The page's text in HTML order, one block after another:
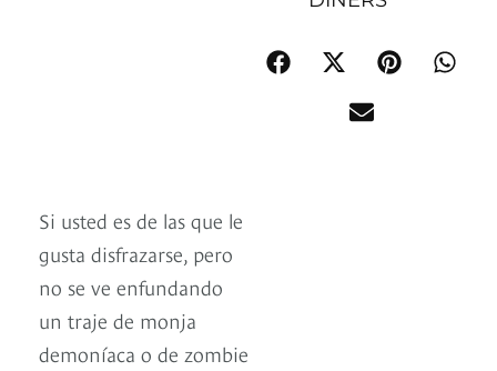
Si usted es de las que le
gusta disfrazarse, pero
no se ve enfundando
un traje de monja
demoníaca o de zombie